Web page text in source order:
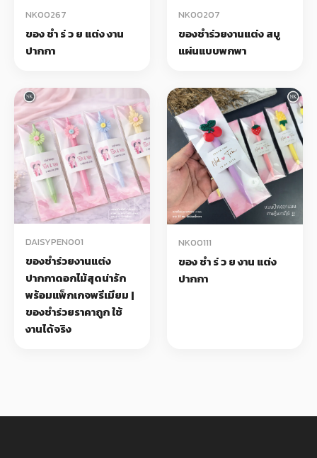
NK00267
ของ ชํา ร่ ว ย แต่ง งาน
ปากกา
NK00207
ของชำร่วยงานแต่ง สบู
แผ่นแบบพกพา
DAISYPEN001
ของชำร่วยงานแต่ง
ปากกาดอกไม้สุดน่ารัก
พร้อมแพ็กเกจพรีเมียม |
ของชำร่วยราคาถูก ใช้
งานได้จริง
NK00111
ของ ชํา ร่ ว ย งาน แต่ง
ปากกา